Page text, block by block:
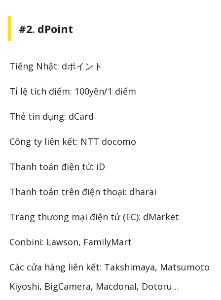
#2. dPoint
Tiếng Nhật: dポイント
Tỉ lệ tích điểm: 100yên/1 điểm
Thẻ tín dụng: dCard
Công ty liên kết: NTT docomo
Thanh toán điện tử: iD
Thanh toán trên điện thoại: dharai
Trang thương mại điện tử (EC): dMarket
Conbini: Lawson, FamilyMart
Các cửa hàng liên kết: Takshimaya, Matsumoto
Kiyoshi, BigCamera, Macdonal, Dotoru…